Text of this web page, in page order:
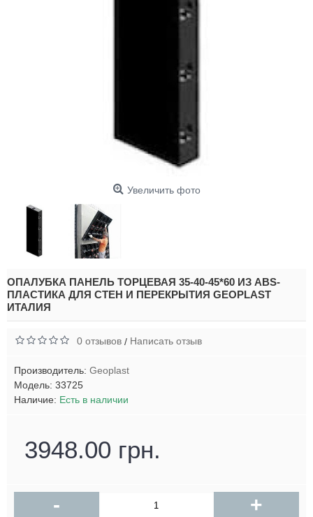
Увеличить фото
ОПАЛУБКА ПАНЕЛЬ ТОРЦЕВАЯ 35-40-45*60 ИЗ ABS-
ПЛАСТИКА ДЛЯ СТЕН И ПЕРЕКРЫТИЯ GEOPLAST
ИТАЛИЯ
0 отзывов / Написать отзыв
Производитель: Geoplast
Модель: 33725
Наличие: Есть в наличии
3948.00 грн.
- +